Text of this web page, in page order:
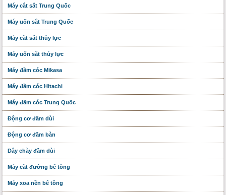
Máy cắt sắt Trung Quốc
Máy uốn sắt Trung Quốc
Máy cắt sắt thủy lực
Máy uốn sắt thủy lực
Máy đầm cóc Mikasa
Máy đầm cóc Hitachi
Máy đầm cóc Trung Quốc
Động cơ đầm dùi
Động cơ đầm bàn
Dây chày đầm dùi
Máy cắt đường bê tông
Máy xoa nền bê tông